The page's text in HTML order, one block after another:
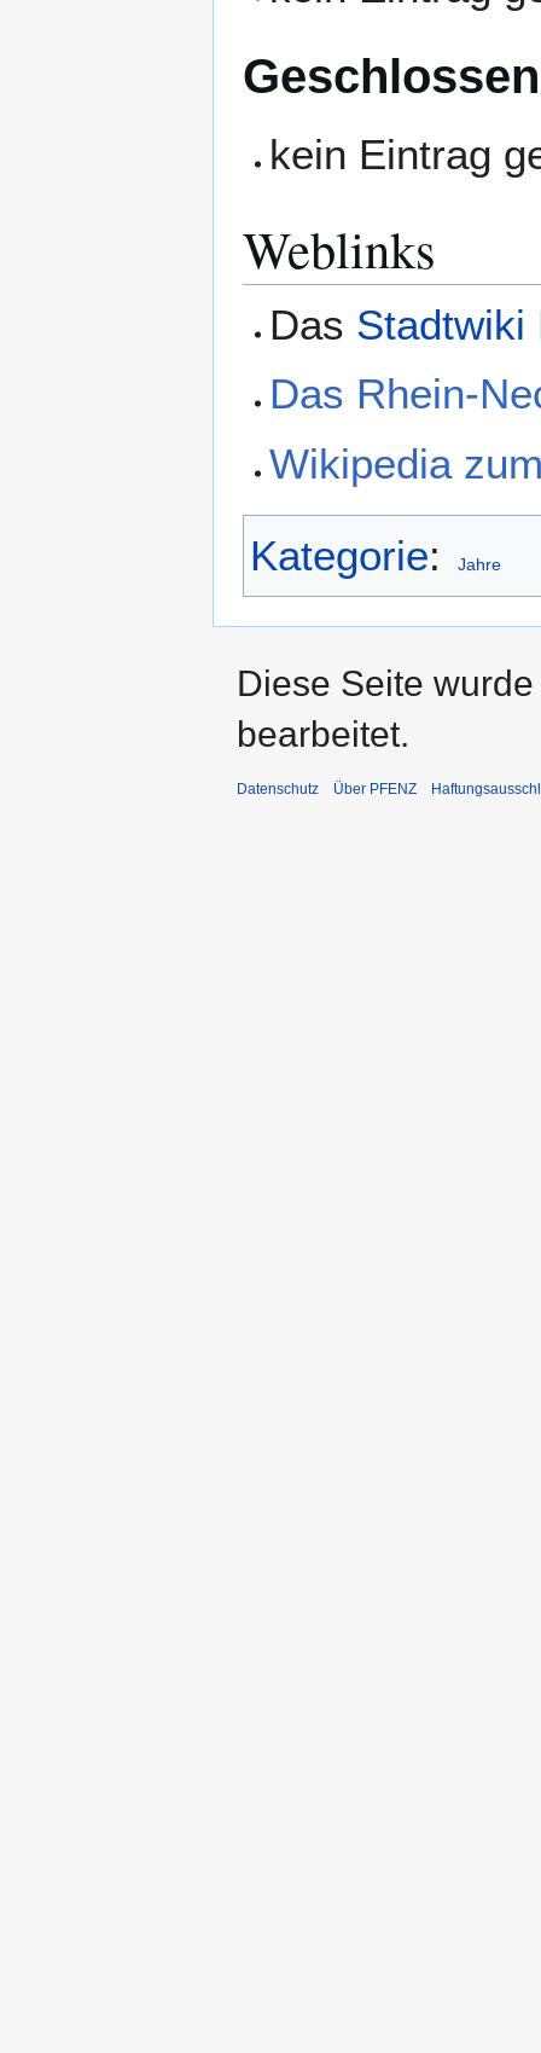
Geschlossen
kein Eintrag
Weblinks
Das Stadtwiki
Das Rhein-
Wikipedia
Kategorie: Jahre
Diese Seite
bearbeitet.
Datenschutz Über PFENZ